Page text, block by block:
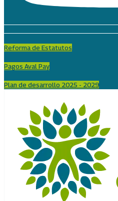
Reforma de Estatutos
Pagos Aval Pay
Plan de desarrollo 2025 - 2029